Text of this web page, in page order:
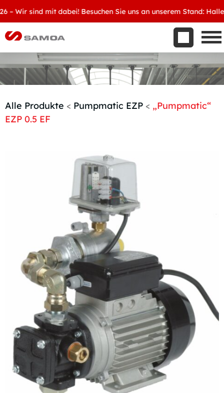
Wir sind mit dabei! Besuchen Sie uns an unserem Stand: Halle
Aktuelles
Kontakt
Handelspartner werden
Alle Produkte < Pumpmatic EZP < „Pumpmatic“
EZP 0.5 EF